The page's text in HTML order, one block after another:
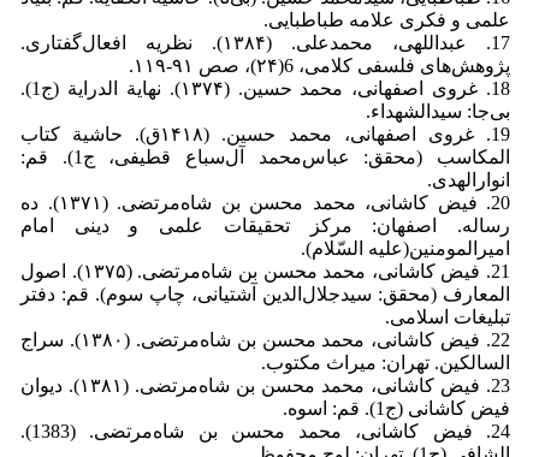
علمی و فکری علامه طباطبایی.
17. عبد‌اللهی، ‌محمد‌علی. (۱۳۸۴). نظریه افعال‌گفتاری.
پژوهش‌های فلسفی کلامی، 6(۲۴)، صص ۹۱-۱۱۹.
18. غروی اصفهانی، محمد حسین. (۱۳۷۴). نهایة الدرایة (ج1).
بی‌جا: سیدالشهداء.
19. غروی اصفهانی، محمد حسین. (۱۴۱۸ق). حاشیة کتاب
المکاسب (محقق: عباس‌محمد آل‌سباع قطیفی، ج1‌). قم:
انوارالهدی.
20. فیض کاشانی، محمد محسن بن شاه‌مرتضی. (۱۳۷۱). ده
رساله. اصفهان: مرکز تحقیقات علمی و دینی امام
امیرالمومنین(علیه السّلام).
21. فیض کاشانی، محمد محسن بن شاه‌مرتضی. (۱۳۷۵). اصول
المعارف (محقق: سیدجلال‌الدین آشتیانی، چاپ سوم). قم: دفتر
تبلیغات اسلامی.
22. فیض کاشانی، محمد محسن بن شاه‌مرتضی.‏ (۱۳۸۰). سراج
السالکین. تهران: میراث مکتوب.
23. فیض کاشانی، محمد محسن بن شاه‌مرتضی.‏‏ (۱۳۸۱). دیوان
فیض کاشانی (ج1). قم: اسوه.
24. فیض کاشانی، محمد محسن بن شاه‌مرتضی.‏‏ (1383).